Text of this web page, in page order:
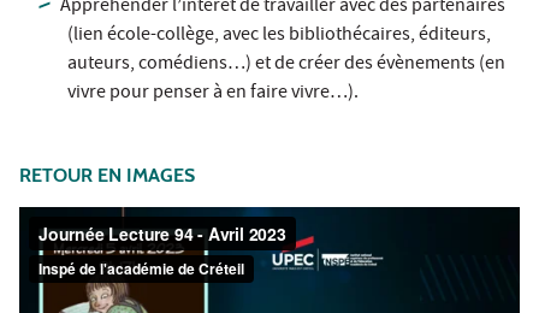
Appréhender l’intérêt de travailler avec des partenaires
(lien école-collège, avec les bibliothécaires, éditeurs,
auteurs, comédiens…) et de créer des évènements (en
vivre pour penser à en faire vivre…).
RETOUR EN IMAGES